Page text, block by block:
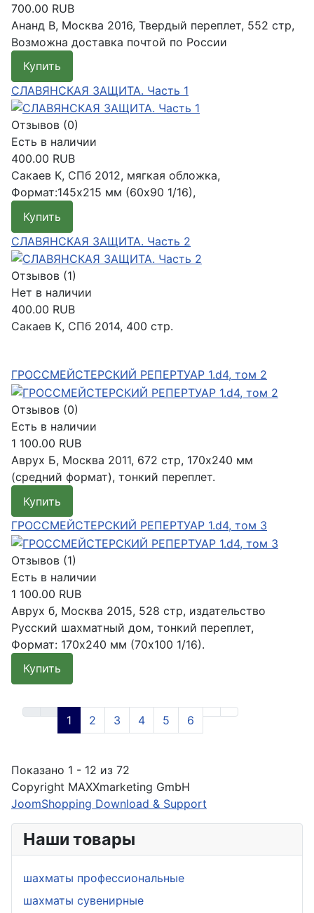
Наши товары
шахматы профессиональные
шахматы сувенирные
700.00 RUB
Ананд В, Москва 2016, Твердый переплет, 552 стр,
Возможна доставка почтой по России
Купить
СЛАВЯНСКАЯ ЗАЩИТА. Часть 1
Отзывов (0)
Есть в наличии
400.00 RUB
Сакаев К, СПб 2012, мягкая обложка,
Формат:145x215 мм (60х90 1/16),
Купить
СЛАВЯНСКАЯ ЗАЩИТА. Часть 2
Отзывов (1)
Нет в наличии
400.00 RUB
Сакаев К, СПб 2014, 400 стр.
ГРОССМЕЙСТЕРСКИЙ РЕПЕРТУАР 1.d4, том 2
Отзывов (0)
Есть в наличии
1 100.00 RUB
Аврух Б, Москва 2011, 672 стр, 170x240 мм
(средний формат), тонкий переплет.
Купить
ГРОССМЕЙСТЕРСКИЙ РЕПЕРТУАР 1.d4, том 3
Отзывов (1)
Есть в наличии
1 100.00 RUB
Аврух б, Москва 2015, 528 стр, издательство
Русский шахматный дом, тонкий переплет,
Формат: 170x240 мм (70х100 1/16).
Купить
1 2 3 4 5 6
Показано 1 - 12 из 72
Copyright MAXXmarketing GmbH
JoomShopping Download & Support